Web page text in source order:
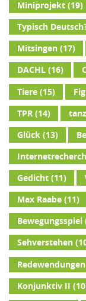
Miniprojekt(19)
Typisch
Mitsingen(17)
DACHL(16)
Tiere(15)
TPR(14)
Glück(13)
Gedicht(11)
Max Raabe(11)
Bewegungsspiel
Sehverstehen
Redewendungen
Konjunktiv II